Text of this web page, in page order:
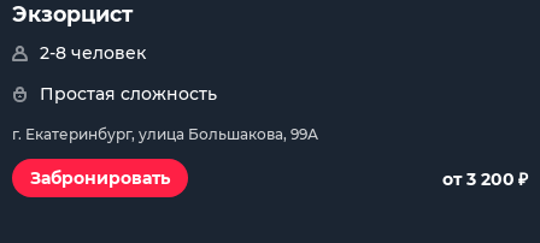
Экзорцист
2-8 человек
Простая сложность
г. Екатеринбург, улица Большакова, 99А
Забронировать от 3 200 ₽